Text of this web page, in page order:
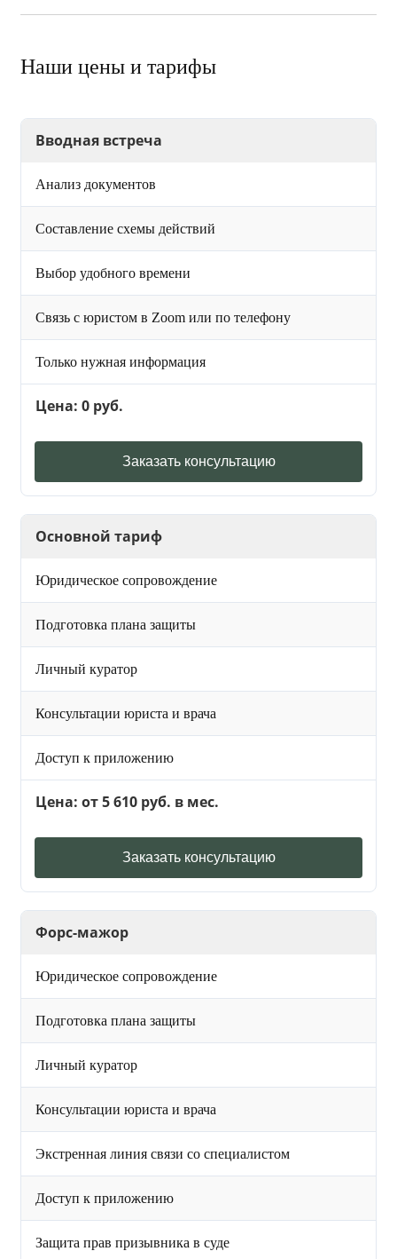
Наши цены и тарифы
Вводная встреча
Анализ документов
Составление схемы действий
Выбор удобного времени
Связь с юристом в Zoom или по телефону
Только нужная информация
Цена: 0 руб.
Заказать консультацию
Основной тариф
Юридическое сопровождение
Подготовка плана защиты
Личный куратор
Консультации юриста и врача
Доступ к приложению
Цена: от 5 610 руб. в мес.
Заказать консультацию
Форс-мажор
Юридическое сопровождение
Подготовка плана защиты
Личный куратор
Консультации юриста и врача
Экстренная линия связи со специалистом
Доступ к приложению
Защита прав призывника в суде